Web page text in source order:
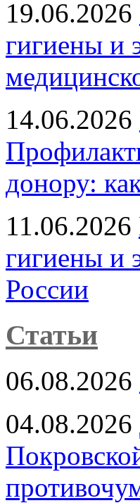
19.06.2026
гигиены и
14.06.2026
донору:
11.06.2026
гигиены и
России
Статьи
06.08.2026
04.08.2026